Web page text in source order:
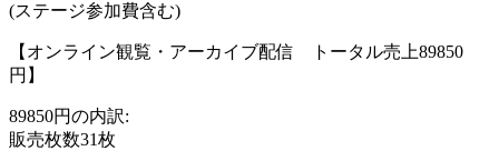
(ステージ参加費含む)
【オンライン観覧・アーカイブ配信 トータル売上89850
円】
89850円の内訳:
販売枚数31枚